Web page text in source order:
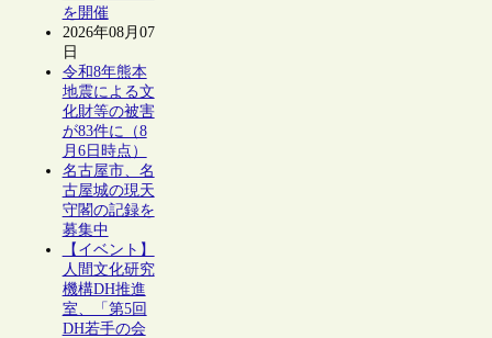
を開催
2026年08月07
日
令和8年熊本
地震による文
化財等の被害
が83件に（8
月6日時点）
名古屋市、名
古屋城の現天
守閣の記録を
募集中
【イベント】
人間文化研究
機構DH推進
室、「第5回
DH若手の会